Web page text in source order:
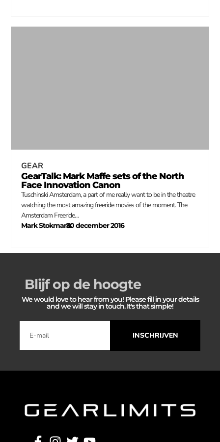
GEAR
GearTalk: Mark Maffe sets of the North
Face Innovation Canon
Tuschinski Amsterdam, a part of me really want to be in the theatre
watching the most amazing freeride movies of the moment. The
Amsterdam Freeride…
Mark Stokmans
–
30 december 2016
Blijf op de hoogte
We would love to hear from you! Please fill in your details
and we will stay in touch. It's that simple!
INSCHRIJVEN